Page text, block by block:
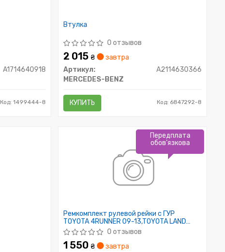
A1714640918
Код: 1499444-8
Втулка
0 отзывов
2 015₴
завтра
Артикул:
A2114630366
MERCEDES-BENZ
КУПИТЬ Код: 6847292-8
Ремкомплект рулевой рейки с ГУР
TOYOTA 4RUNNER 09-13,TOYOTA LAND
CRUIISER J15 09-13,LEXUS GX 460 09-
0 отзывов
1 550₴
завтра
Передплата
обов'язкова